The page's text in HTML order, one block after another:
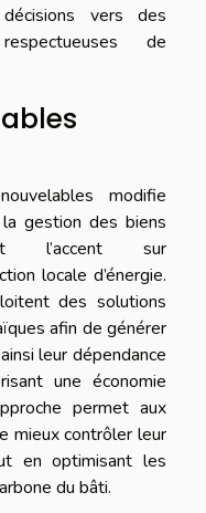
vers des
de
modifie
gestion des biens
l’accent sur
locale d’énergie.
des solutions
afin de générer
leur dépendance
une économie
permet aux
mieux contrôler leur
en optimisant les
du bâti.